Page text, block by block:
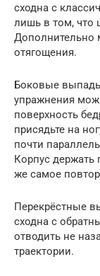
сходна с
лишь в том, что
Дополнительно
отягощения.
Боковые
упражнения
поверхность
присядьте на
почти
Корпус держать
же самое
Перекрёстные
сходна с
отводить не
траектории.